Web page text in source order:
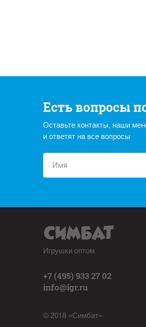
Есть вопросы
Оставьте контакты, наши
и ответят на все вопросы
Игрушки оптом
+7 (495) 933 27 02
info@igr.ru
© 2018 «Симбат»